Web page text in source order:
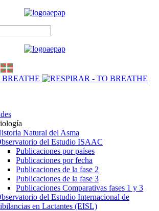
Natural del Asma
del Estudio ISAAC
Publicaciones por países
Publicaciones por fecha
Publicaciones de la fase 2
Publicaciones de la fase 3
Publicaciones Comparativas fases 1 y 3
del Estudio Internacional de
en Lactantes (EISL)